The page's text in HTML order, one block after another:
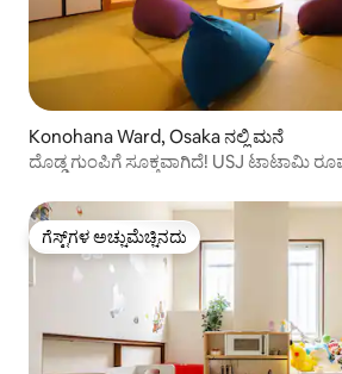
Konohana Ward, Osaka ನಲ್ಲಿ ಮನೆ
ಗೆಸ್ಟ್‌ಗಳ ಅಚ್ಚುಮೆಚ್ಚಿನದು
ಗೆಸ್ಟ್‌ಗಳ ಅಚ್ಚುಮೆಚ್ಚಿನದು